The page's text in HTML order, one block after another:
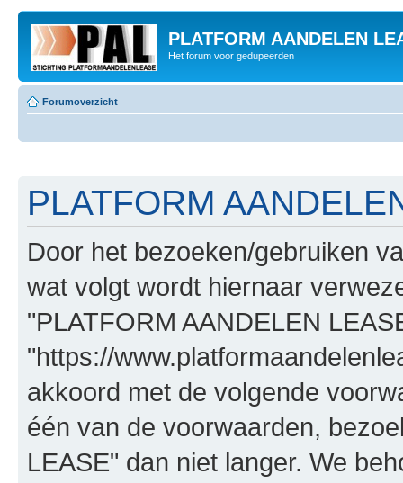
PLATFORM AANDELEN
Het forum voor gedupeerden
Forumoverzicht
PLATFORM
Door het bezoeken/gebruiken
wat volgt wordt hiernaar
"PLATFORM AANDELEN
"https://
akkoord met de volgende
één van de voorwaarden,
LEASE" dan niet langer. We